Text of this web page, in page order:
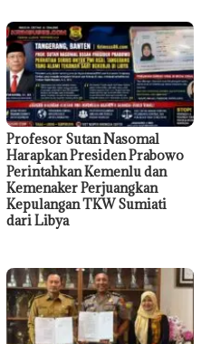
Profesor Sutan Nasomal
Harapkan Presiden Prabowo
Perintahkan Kemenlu dan
Kemenaker Perjuangkan
Kepulangan TKW Sumiati
dari Libya